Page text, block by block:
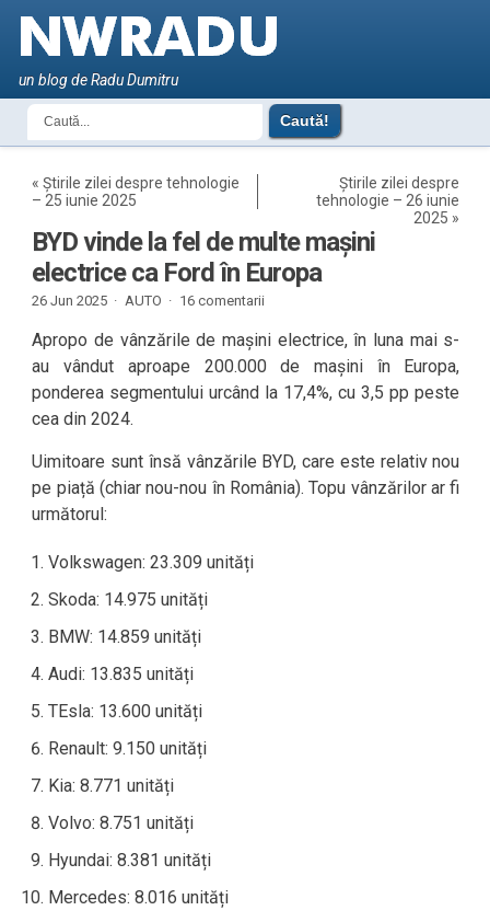
un blog de Radu Dumitru
«Știrile zilei despre tehnologie
– 25 iunie 2025
Știrile zilei despre
tehnologie – 26 iunie
2025 »
BYD vinde la fel de multe mașini
electrice ca Ford în Europa
26 Jun 2025 · AUTO · 16 comentarii
Apropo de vânzările de mașini electrice, în luna mai s-
au vândut aproape 200.000 de mașini în Europa,
ponderea segmentului urcând la 17,4%, cu 3,5 pp peste
cea din 2024.
Uimitoare sunt însă vânzările BYD, care este relativ nou
pe piață (chiar nou-nou în România). Topu vânzărilor ar fi
următorul:
Volkswagen: 23.309 unități
Skoda: 14.975 unități
BMW: 14.859 unități
Audi: 13.835 unități
TEsla: 13.600 unități
Renault: 9.150 unități
Kia: 8.771 unități
Volvo: 8.751 unități
Hyundai: 8.381 unități
Mercedes: 8.016 unități